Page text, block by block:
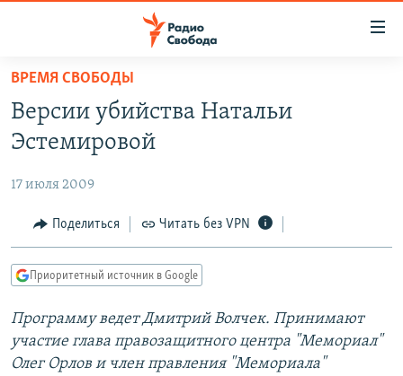
упрощенного
доступа
Вернуться
основному
Вернутся
главной
навигации
Вернутся
поиску
ПОДКАСТЫ
АВТОРСКИЕ ПРОЕКТЫ
ЦИТАТЫ СВОБОДЫ
МНЕНИЯ
IDEL.РЕАЛИИ
КАВКАЗ.РЕАЛИИ
СЕВЕР.РЕАЛИИ
ВРЕМЯ СВОБОДЫ
Версии убийства Натальи
Эстемировой
17 июля 2009
Поделиться Читать без VPN
Приоритетный источник в Google
Программу ведет Дмитрий Волчек. Принимают
участие глава правозащитного центра "Мемориал"
Олег Орлов и член правления "Мемориала"